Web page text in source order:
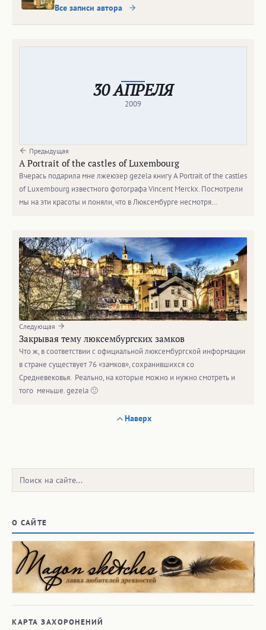
Все записи автора
30 АПРЕЛЯ
2009
Предыдущая
A Portrait of the castles of Luxembourg
Вчерась подарила мне лжеюзер gezela книгу A Portrait of the castles
of Luxembourg известного фотографа Vincent Merckx. Посмотрели
мы на эти красоты и поняли, что в Люксембурге несмотря…
Следующая
Закрывая тему люксембургских замков
Что ж, в соответствии с официальной люксембургской информации
в стране существует 76 «замков», сохранившихся со
Средневековья. Реально, на которые можно и нужно смотреть и
того меньше. gezela 🙂
Наверх
Поиск:
О САЙТЕ
КАРТА ЗАХОРОНЕНИЙ